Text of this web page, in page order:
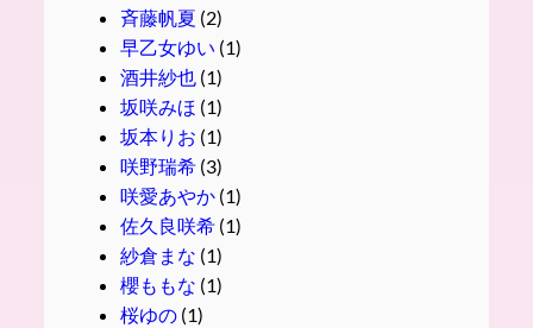
斉藤帆夏 (2)
早乙女ゆい (1)
酒井紗也(1)
坂咲みほ (1)
坂本りお (1)
咲野瑞希(3)
咲愛あやか(1)
佐久良咲希(1)
紗倉まな (1)
櫻ももな (1)
桜ゆの(1)